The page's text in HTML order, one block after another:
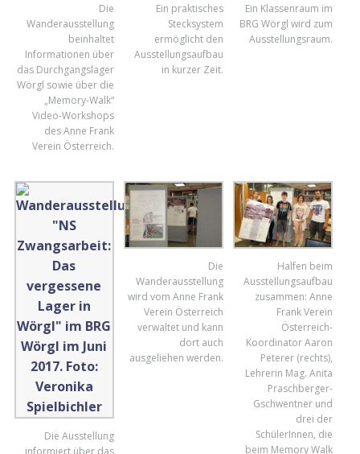
Die
Wanderausstellung
beinhaltet
Informationen über
das Durchgangslager
Wörgl sowie über die
„Memory-Walk“
Video-Workshops
des Anne Frank
Verein Österreich.
Ein praktisches
Stecksystem
ermöglicht den
Ausstellungsaufbau
in kurzer Zeit.
Ein Klassenraum im
BRG Wörgl wird zum
Ausstellungsraum.
Die Ausstellung
informiert über das
Die
Wanderausstellung
wird vom Anne Frank
Verein Österreich
verwaltet und kann
dort auch
ausgeliehen werden.
Halfen beim
Ausstellungsaufbau
zusammen: Anne
Frank Verein
Österreich-
Koordinator Aaron
Peterer (rechts),
Lehrerin Mag. Anita
Praschberger-
Gschwentner und
drei der
SchülerInnen, die
beim Memory Walk